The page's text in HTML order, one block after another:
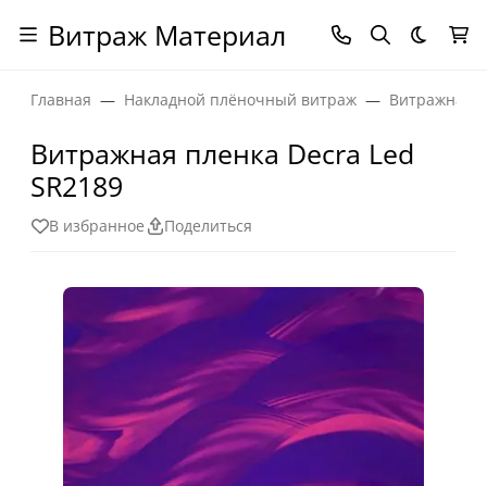
Витраж Материал Темная
Главная Накладной плёночный витраж Витражная
Витражная пленка Decra Led
SR2189
В избранное Поделиться